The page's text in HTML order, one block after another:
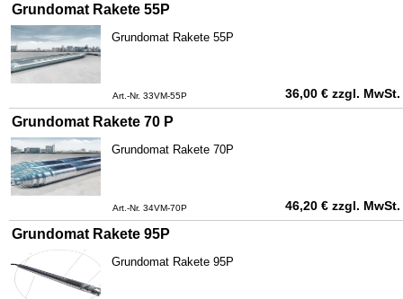
Grundomat Rakete 55P
Grundomat Rakete 55P
Art.-Nr. 33VM-55P 36,00 € zzgl. MwSt.
Grundomat Rakete 70 P
Grundomat Rakete 70P
Art.-Nr. 34VM-70P 46,20 € zzgl. MwSt.
Grundomat Rakete 95P
Grundomat Rakete 95P